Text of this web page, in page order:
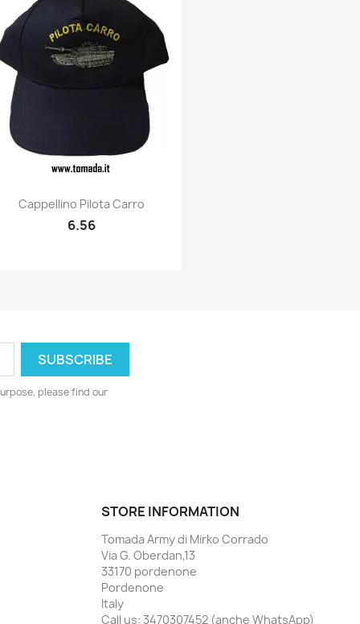
Quick view
Cappellino Pilota Carro
6.56
please find our
STORE INFORMATION
Tomada Army di Mirko Corrado
Via G. Oberdan,13
33170 pordenone
Pordenone
Italy
Call us: 3470307452 (anche WhatsApp)